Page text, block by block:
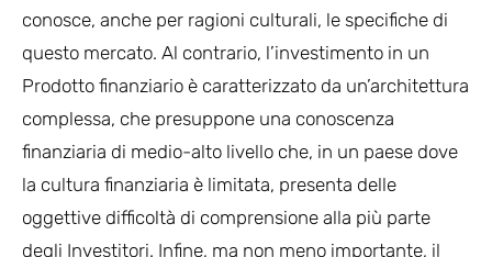
conosce, anche per ragioni culturali, le specifiche di
questo mercato. Al contrario, l’investimento in un
Prodotto finanziario è caratterizzato da un’architettura
complessa, che presuppone una conoscenza
finanziaria di medio-alto livello che, in un paese dove
la cultura finanziaria è limitata, presenta delle
oggettive difficoltà di comprensione alla più parte
degli Investitori. Infine, ma non meno importante, il